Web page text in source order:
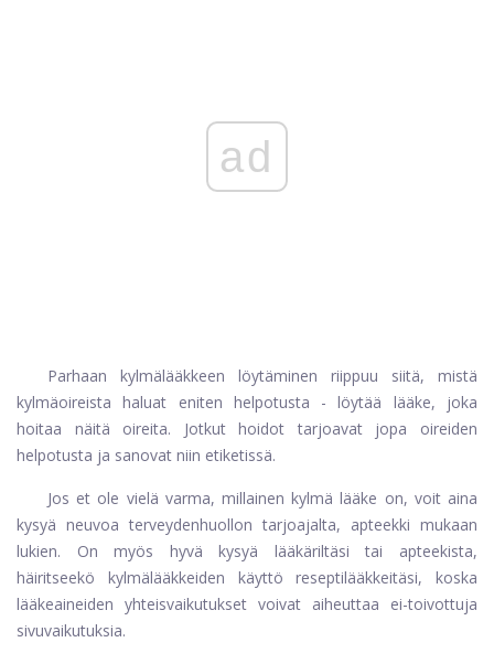
ad
Parhaan kylmälääkkeen löytäminen riippuu siitä, mistä
kylmäoireista haluat eniten helpotusta - löytää lääke, joka
hoitaa näitä oireita. Jotkut hoidot tarjoavat jopa oireiden
helpotusta ja sanovat niin etiketissä.
Jos et ole vielä varma, millainen kylmä lääke on, voit aina
kysyä neuvoa terveydenhuollon tarjoajalta, apteekki mukaan
lukien. On myös hyvä kysyä lääkäriltäsi tai apteekista,
häiritseekö kylmälääkkeiden käyttö reseptilääkkeitäsi, koska
lääkeaineiden yhteisvaikutukset voivat aiheuttaa ei-toivottuja
sivuvaikutuksia.